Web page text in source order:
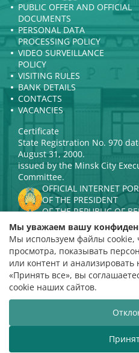
PUBLIC OFFER AND OFFICIAL
DOCUMENTS
PERSONAL DATA
PROCESSING POLICY
VIDEO SURVEILLANCE
POLICY
VISITING RULES
BANK DETAILS
CONTACTS
VACANCIES
Certificate
State Registration No. 970
August 31, 2000.
issued by the Minsk City
Committee.
OFFICIAL INTERNET
OF THE PRESIDENT
OF THE REPUBLIC OF
MINISTRY OF CULTURE
REPUBLIC OF BELARUS
PORTAL
RATING ASSESSMENT
Rating 4.9
based on 112 reviews
The Belarusian State
Мы уважаем вашу
Мы используем файлы cookie,
просмотра, показывать
или контент и
«Принять все», вы
cookie наших сайтов.